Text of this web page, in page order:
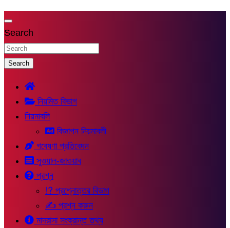
Search
Search
নিয়মিত বিভাগ
নিয়মাবলি
বিজ্ঞাপন নিয়মাবলী
গবেষণা প্রতিবেদন
সুওয়াল-জাওয়াব
প্রশ্ন
⁉ প্রশ্নোত্তর বিভাগ
✍ প্রশ্ন করুন
মাদরাসা সংক্রান্ত তথ্য